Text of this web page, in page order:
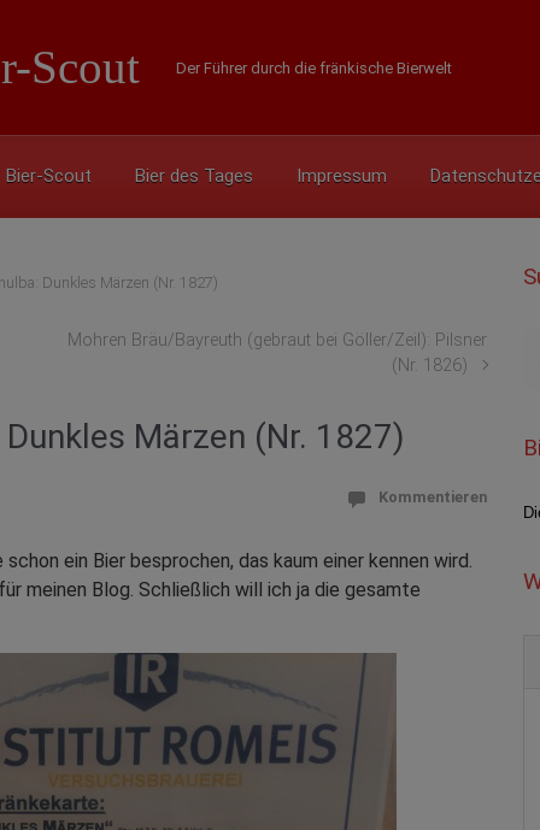
Scout Der Führer durch die fränkische Bierwelt
Bier-Scout Bier des Tages Impressum
Dunkles Märzen (Nr. 1827)
Mohren Bräu/Bayreuth (gebraut bei Göller/Zeil): Pilsner
(Nr. 1826)
Märzen (Nr. 1827)
Kommentieren
ein Bier besprochen, das kaum einer kennen wird.
meinen Blog. Schließlich will ich ja die gesamte